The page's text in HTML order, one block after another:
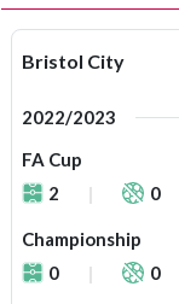
Bristol City
2022/2023
FA Cup
2
0
Championship
0
0